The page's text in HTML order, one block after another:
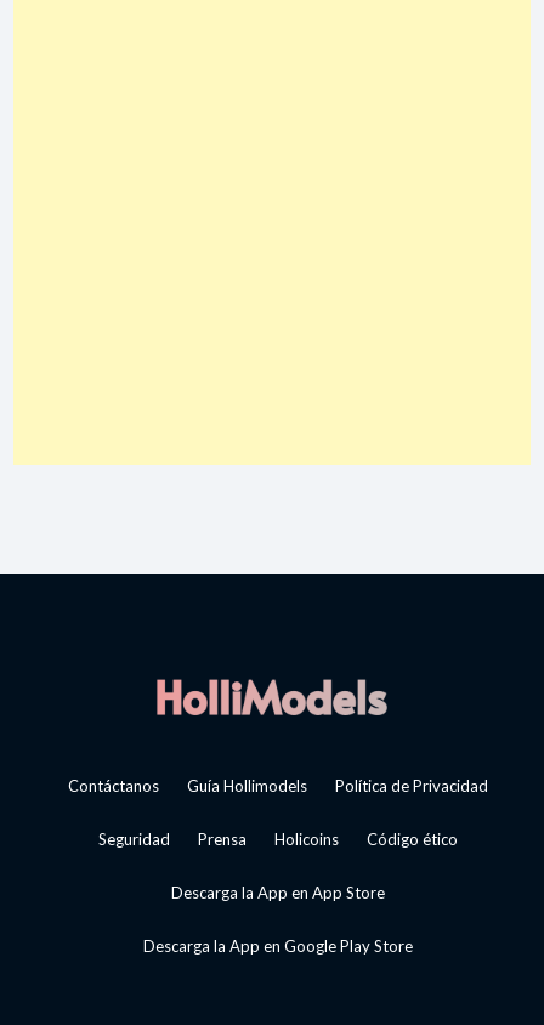
Contáctanos Guía Hollimodels Política de Privacidad
Seguridad Prensa Holicoins Código ético
Descarga la App en App Store
Descarga la App en Google Play Store